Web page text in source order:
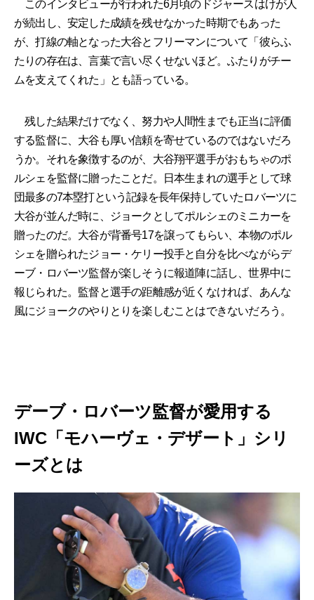
このインタビューが行われた6月頃のドジャースはけが人
が続出し、安定した成績を残せなかった時期でもあった
が、打線の軸となった大谷とフリーマンについて「彼らふ
たりの存在は、言葉で言い尽くせないほど。ふたりがチー
ムを支えてくれた」とも語っている。
残した結果だけでなく、努力や人間性までも正当に評価
する監督に、大谷も厚い信頼を寄せているのではないだろ
うか。それを象徴するのが、大谷翔平選手がおもちゃのポ
ルシェを監督に贈ったことだ。日本生まれの選手として球
団最多の7本塁打という記録を長年保持していたロバーツに
大谷が並んだ時に、ジョークとしてポルシェのミニカーを
贈ったのだ。大谷が背番号17を譲ってもらい、本物のポル
シェを贈られたジョー・ケリー投手と自分を比べながらデ
ーブ・ロバーツ監督が楽しそうに報道陣に話し、世界中に
報じられた。監督と選手の距離感が近くなければ、あんな
風にジョークのやりとりを楽しむことはできないだろう。
デーブ・ロバーツ監督が愛用する
IWC「モハーヴェ・デザート」シリ
ーズとは